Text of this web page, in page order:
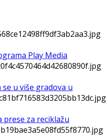
Play Media
u više gradova u
za reciklažu